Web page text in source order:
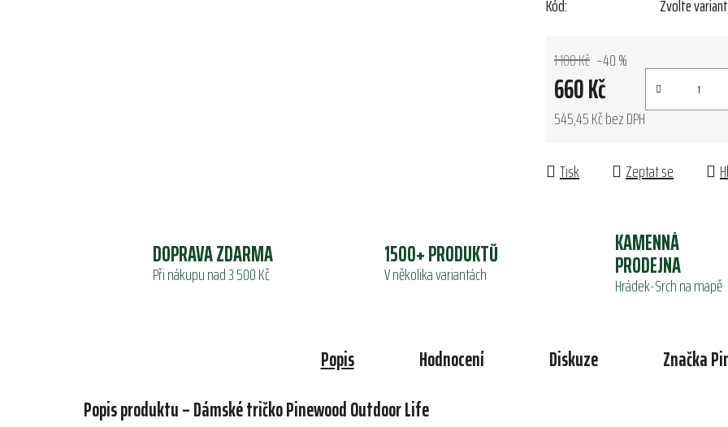
Kód:
Zvolte
1 100 Kč –40 %
660 Kč
545,45 Kč bez DPH
Tisk Zeptat se
DOPRAVA ZDARMA
Při nákupu nad 3 500 Kč
1500+ PRODUKTŮ
V několika variantách
KAMENNÁ
PRODEJNA
Hrádek-Srch na mapě
Popis Hodnocení Diskuze Značka
Popis produktu – Dámské tričko Pinewood Outdoor Life